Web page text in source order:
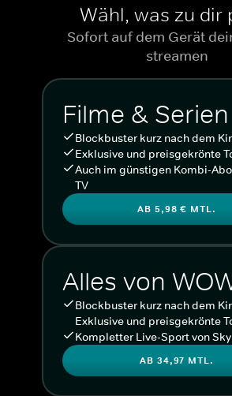
Wähl, was zu dir
Sofort auf dem Gerät
streamen
Filme & Serien
Blockbuster kurz nach dem
Exklusive und preisgekrönte
Auch im günstigen Kombi-
TV
AB 5,98 € MTL.
Alles von
Blockbuster kurz nach dem
Exklusive und preisgekrönte
Kompletter Live-Sport von
AB 34,97 MTL.